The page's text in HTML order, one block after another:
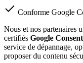
Conforme Google
Nous et nos partenaires
certifiés Google
service de dépannage,
proposer du contenu